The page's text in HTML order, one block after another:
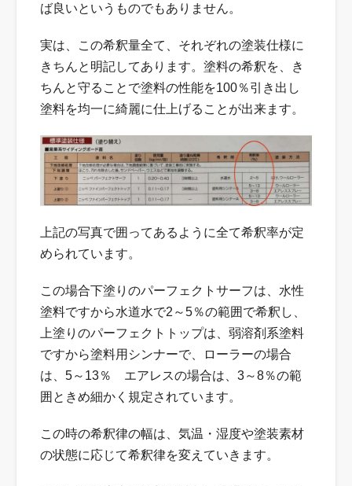
ば良いというものでもありません。
実は、この希釈量全て、それぞれの塗装仕様に
きちんと明記してあります。塗料の希釈を、き
ちんと守ることで塗料の性能を100％引き出し
塗料を均一に綺麗に仕上げることが出来ます。
上記の写真で囲ってあるように全て希釈率が定
められています。
この場合下塗りのパーフェクトサーフは、水性
塗料ですから水道水で2～5％の範囲で希釈し、
上塗りのパーフェクトトップは、弱溶剤系塗料
ですから塗料用シンナーで、ローラーの場合
は、5～13％ エアレスの場合は、3～8％の範
囲ときめ細かく規定されています。
この時の希釈律の幅は、気温・湿度や塗装素材
の状態に応じて希釈律を変えていきます。